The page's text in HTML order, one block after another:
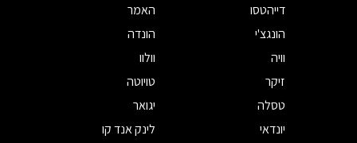
דייהטסו
האמר
הונגצ'י
הונדה
וויה
וולוו
זיקר
טויוטה
טסלה
יגואר
יונדאי
לינק אנד קו